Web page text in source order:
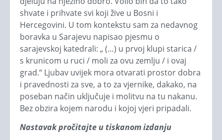
shvate i prihvate svi koji žive u Bosni i
Hercegovini. U tom kontekstu sam za nedavnog
boravka u Sarajevu napisao pjesmu o
sarajevskoj katedrali: „ (…) u prvoj klupi starica /
s krunicom u ruci / moli za ovu zemlju / i ovaj
grad.“ Ljubav uvijek mora otvarati prostor dobra
i pravednosti za sve, a to za vjernike, dakako, na
poseban način uključuje i molitvu na tu nakanu.
Bez obzira kojem narodu i kojoj vjeri pripadali.
Nastavak pročitajte u tiskanom izdanju